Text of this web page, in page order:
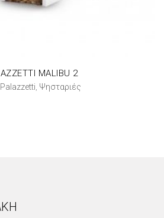
MALIBU 2
, Ψησταριές